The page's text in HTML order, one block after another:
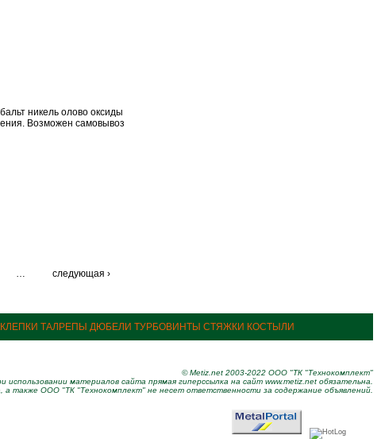
никель олово оксиды
Возможен самовывоз
…
следующая ›
ТАЛРЕПЫ ДЮБЕЛИ ТУРБОВИНТЫ СТЯЖКИ КОСТЫЛИ
© Metiz.net 2003-2022 ООО "ТК "Технокомплект"
материалов сайта прямая гиперссылка на сайт www.metiz.net обязательна.
а также ООО "ТК "Технокомплект" не несет ответственности за содержание объявлений.